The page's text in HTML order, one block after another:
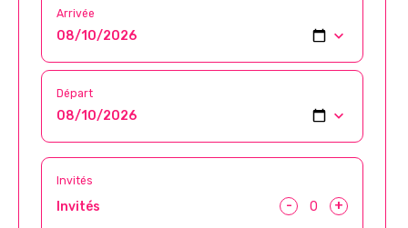
Arrivée
Départ
Invités
Invités - +